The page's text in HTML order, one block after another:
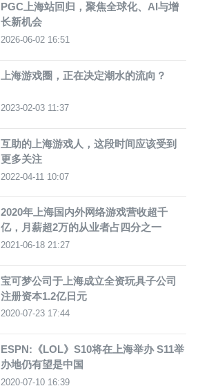
PGC上海站回归，聚焦全球化、AI与增
长新机会
2026-06-02 16:51
上海游戏圈，正在决定潮水的流向？
2023-02-03 11:37
互助的上海游戏人，这段时间应该受到
更多关注
2022-04-11 10:07
2020年上海国内外网络游戏营收超千
亿，月薪超2万的从业者占四分之一
2021-06-18 21:27
宝可梦公司于上海成立全资玩具子公司
注册资本1.2亿日元
2020-07-23 17:44
ESPN:《LOL》S10将在上海举办 S11举
办地仍有望是中国
2020-07-10 16:39